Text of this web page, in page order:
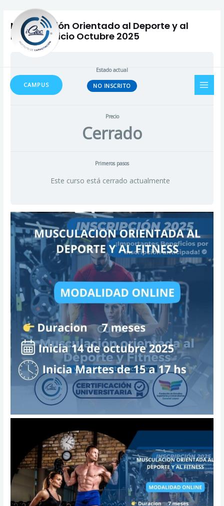
contenido
CAMPUS
Musculación Orientado al Deporte y al
Fitness–Inicio Octubre 2025
Estado actual
NO INSCRITO
Precio
Cerrado
Primeros pasos
Este curso está cerrado actualmente